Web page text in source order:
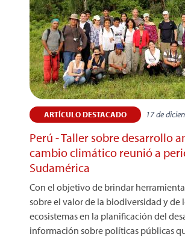
ARTÍCULO DESTACADO 17 de
Perú - Taller sobre desarrollo
cambio climático reunió a
Sudamérica
Con el objetivo de brindar
sobre el valor de la biodiversidad y de
ecosistemas en la planificación del
información sobre políticas públicas